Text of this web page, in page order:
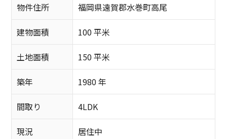
物件住所 福岡県遠賀郡水巻町高尾
建物面積 100 平米
土地面積 150 平米
築年 1980 年
間取り 4LDK
現況 居住中